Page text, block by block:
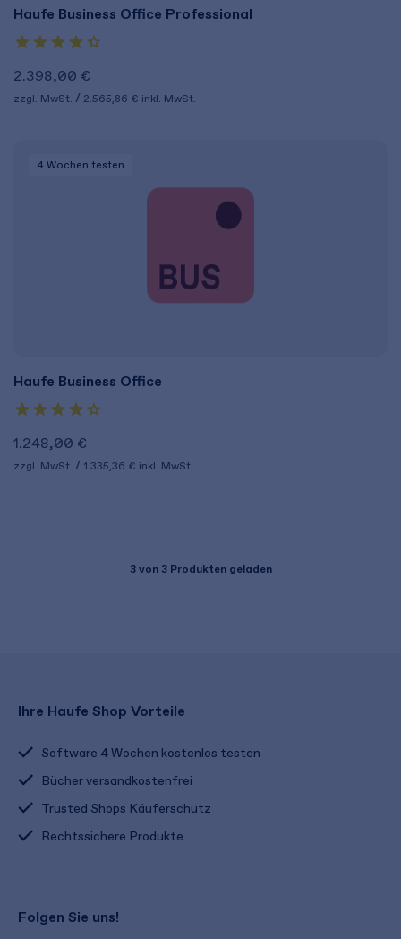
Haufe Business Office Professional
2.398,00 €
zzgl. MwSt. 2.565,86 € inkl. MwSt.
4 Wochen testen
Haufe Business Office
1.248,00 €
zzgl. MwSt. 1.335,36 € inkl. MwSt.
3von 3 Produkten geladen
Ihre Haufe Shop Vorteile
Software 4 Wochen kostenlos testen
Bücher versandkostenfrei
Trusted Shops Käuferschutz
Rechtssichere Produkte
Folgen Sie uns!